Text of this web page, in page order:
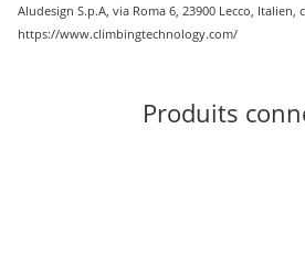
Aludesign S.p.A, via Roma 6, 23900 Lecco, Italien,
https://www.climbingtechnology.com/
Produits